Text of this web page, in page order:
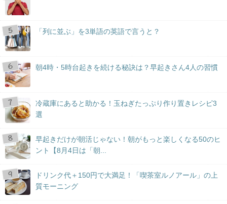
「列に並ぶ」を3単語の英語で言うと？
朝4時・5時台起きを続ける秘訣は？早起きさん4人の習慣
冷蔵庫にあると助かる！玉ねぎたっぷり作り置きレシピ3
選
早起きだけが朝活じゃない！朝がもっと楽しくなる50のヒ
ント【8月4日は「朝...
ドリンク代＋150円で大満足！「喫茶室ルノアール」の上
質モーニング